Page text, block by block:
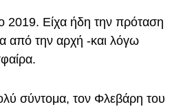
Είχα ήδη την πρόταση
από την αρχή -και λόγω
σύντομα, τον Φλεβάρη του